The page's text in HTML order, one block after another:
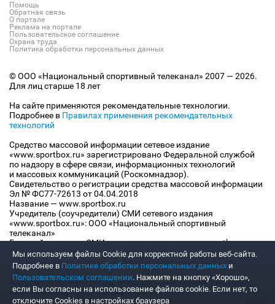
Помощь
Обратная связь
О портале
Реклама на портале
Пользовательское соглашение
Охрана труда
Политика обработки персональных данных
© ООО «Национальный спортивный телеканал» 2007 — 2026.
Для лиц старше 18 лет
На сайте применяются рекомендательные технологии.
Подробнее в Правилах применения рекомендательных
технологий
Средство массовой информации сетевое издание
«www.sportbox.ru» зарегистрировано Федеральной службой
по надзору в сфере связи, информационных технологий
и массовых коммуникаций (Роскомнадзор).
Свидетельство о регистрации средства массовой информации
Эл № ФС77-72613 от 04.04.2018
Название — www.sportbox.ru
Учредитель (соучредители) СМИ сетевого издания
«www.sportbox.ru»: ООО «Национальный спортивный
телеканал»
Главный редактор СМИ сетевого издания «www.sportbox.ru»:
Конов В.А.
Номер телефона редакции СМИ сетевого издания
«www.sportbox.ru»: +7 (495) 653 8419
Адрес электронной почты редакции СМИ сетевого издания
«www.sportbox.ru»: editor@sportbox.ru
Мы используем файлы Сookie для корректной работы веб-сайта.
Подробнее в Политике обработки персональных данных и
Пользовательском соглашении. Нажмите на кнопку «Хорошо»,
если Вы согласны на использование файлов cookie. Если нет, то
отключите Cookies в настройках браузера